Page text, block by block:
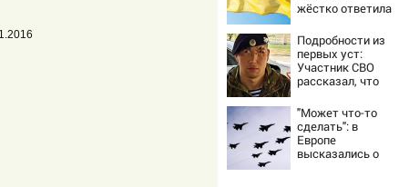
жёстко ответила
Подробности из
первых уст:
Участник СВО
рассказал, что
схватке с
медведем
"Может что-то
сделать": в
Европе
высказались о